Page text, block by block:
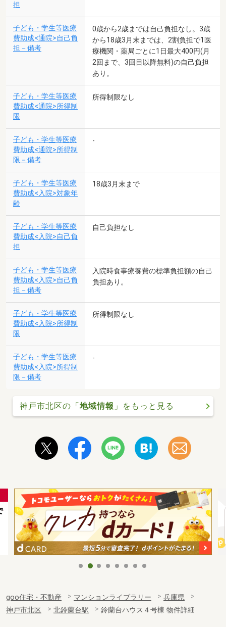
担
子ども・学生等医療
費助成<通院>自己負
担－備考
0歳から2歳までは自己負担なし。3歳
から18歳3月末までは、2割負担で1医
療機関・薬局ごとに1日最大400円(月
2回まで、3回目以降無料)の自己負担
あり。
子ども・学生等医療
費助成<通院>所得制
限
所得制限なし
子ども・学生等医療
費助成<通院>所得制
限－備考
-
子ども・学生等医療
費助成<入院>対象年
齢
18歳3月末まで
子ども・学生等医療
費助成<入院>自己負
担
自己負担なし
子ども・学生等医療
費助成<入院>自己負
担－備考
入院時食事療養費の標準負担額の自己
負担あり。
子ども・学生等医療
費助成<入院>所得制
限
所得制限なし
子ども・学生等医療
費助成<入院>所得制
限－備考
-
神戸市北区の「地域情報 」をもっと見る
goo住宅・不動産 マンションライブラリー
兵庫県
神戸市北区
北鈴蘭台駅 鈴蘭台ハウス４号棟 物件詳細